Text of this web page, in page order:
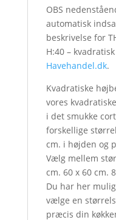
OBS
automatisk
beskrivelse for
H:40 –
Havehandel.dk.
Kvadratiske
vores
i det smukke
forskellige
cm. i højden og
Vælg mellem
cm. 60 x 60 cm.
Du har her
vælge en
præcis din